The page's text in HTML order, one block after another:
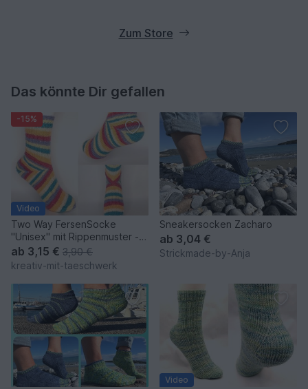
Zum Store
Das könnte Dir gefallen
-15%
Video
Two Way FersenSocke
"Unisex" mit Rippenmuster -
Gr.32-47
ab 3,15 € 3,90 €
kreativ-mit-taeschwerk
Sneakersocken Zacharo
ab 3,04 €
Strickmade-by-Anja
Video